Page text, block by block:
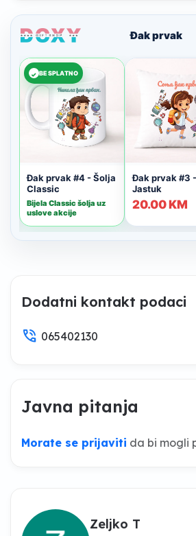
Dodatni kontakt podaci
phone_in_talk 065402130
Javna pitanja
Morate se prijaviti da bi mogli
Zeljko T